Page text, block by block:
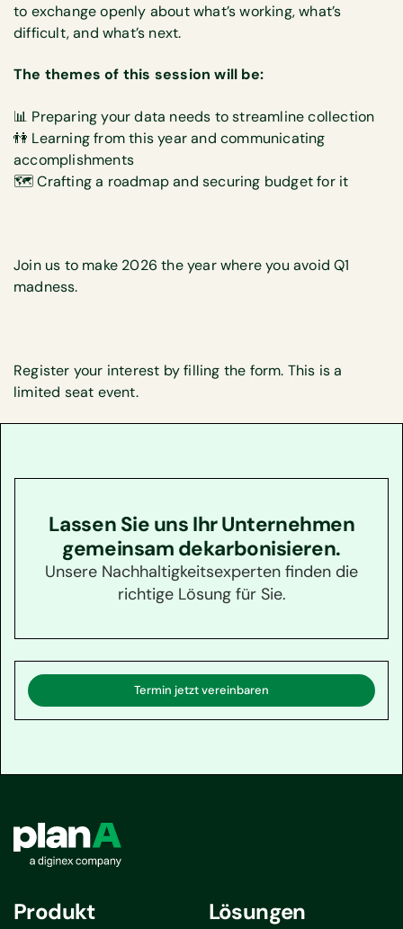
to exchange openly about what’s working, what’s
difficult, and what’s next.
The themes of this session will be:
📊 Preparing your data needs to streamline collection
👫 Learning from this year and communicating
accomplishments
🗺️ Crafting a roadmap and securing budget for it
Join us to make 2026 the year where you avoid Q1
madness.
Register your interest by filling the form. This is a
limited seat event.
Lassen Sie uns Ihr Unternehmen
gemeinsam dekarbonisieren.
Unsere Nachhaltigkeitsexperten finden die
richtige Lösung für Sie.
Termin jetzt vereinbaren
Produkt Lösungen